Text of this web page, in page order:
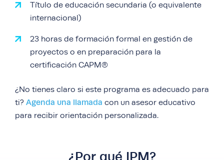
Título de educación secundaria (o equivalente
internacional)
23 horas de formación formal en gestión de
proyectos o en preparación para la
certificación CAPM®
¿No tienes claro si este programa es adecuado para
ti? Agenda una llamada con un asesor educativo
para recibir orientación personalizada.
¿Por qué IPM?